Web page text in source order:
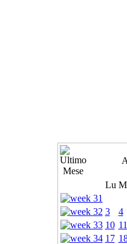
Lu
3
4
10 11
17